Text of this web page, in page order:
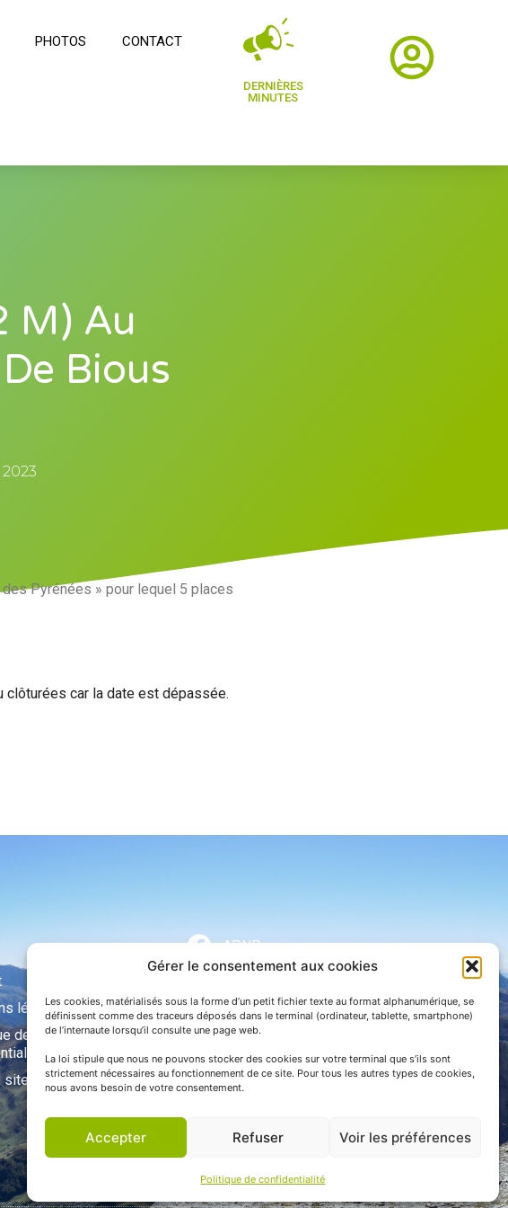
Gérer le consentement aux cookies
Les cookies, matérialisés sous la forme d’un petit fichier texte au format alphanumérique, se
définissent comme des traceurs déposés dans le terminal (ordinateur, tablette, smartphone)
de l’internaute lorsqu’il consulte une page web.
La loi stipule que nous ne pouvons stocker des cookies sur votre terminal que s’ils sont
strictement nécessaires au fonctionnement de ce site. Pour tous les autres types de cookies,
nous avons besoin de votre consentement.
Accepter Refuser Voir les préférences
Politique de confidentialité
PHOTOS CONTACT
DERNIÈRES
MINUTES
M) Au
Bious
Pyrénées » pour lequel 5 places
car la date est dépassée.
légales
de
site
APNP
Parc national des Pyrénées